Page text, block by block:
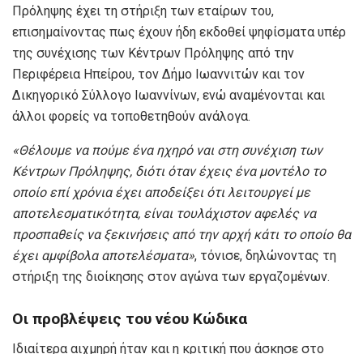
Πρόληψης έχει τη στήριξη των εταίρων του,
επισημαίνοντας πως έχουν ήδη εκδοθεί ψηφίσματα υπέρ
της συνέχισης των Κέντρων Πρόληψης από την
Περιφέρεια Ηπείρου, τον Δήμο Ιωαννιτών και τον
Δικηγορικό Σύλλογο Ιωαννίνων, ενώ αναμένονται και
άλλοι φορείς να τοποθετηθούν ανάλογα.
«Θέλουμε να πούμε ένα ηχηρό ναι στη συνέχιση των
Κέντρων Πρόληψης, διότι όταν έχεις ένα μοντέλο το
οποίο επί χρόνια έχει αποδείξει ότι λειτουργεί με
αποτελεσματικότητα, είναι τουλάχιστον αφελές να
προσπαθείς να ξεκινήσεις από την αρχή κάτι το οποίο θα
έχει αμφίβολα αποτελέσματα», τόνισε, δηλώνοντας τη
στήριξη της διοίκησης στον αγώνα των εργαζομένων.
Οι προβλέψεις του νέου Κώδικα
Ιδιαίτερα αιχμηρή ήταν και η κριτική που άσκησε στο